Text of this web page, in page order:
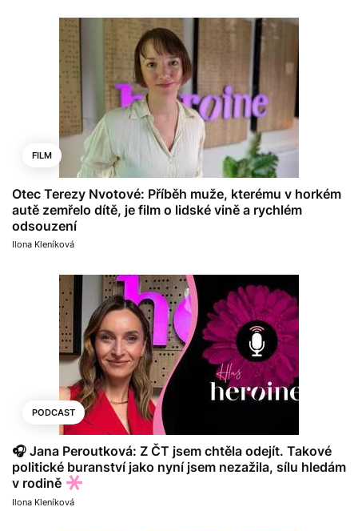
FILM
Otec Terezy Nvotové: Příběh muže, kterému v horkém
autě zemřelo dítě, je film o lidské vině a rychlém
odsouzení
Ilona Kleníková
PODCAST
🎧 Jana Peroutková: Z ČT jsem chtěla odejít. Takové
politické buranství jako nyní jsem nezažila, sílu hledám
v rodině
Ilona Kleníková